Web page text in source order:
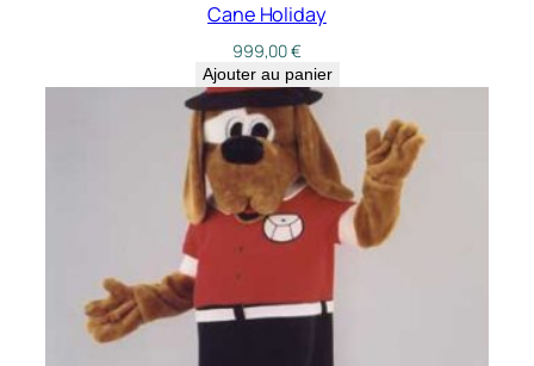
Cane Holiday
999,00€
Ajouter au panier